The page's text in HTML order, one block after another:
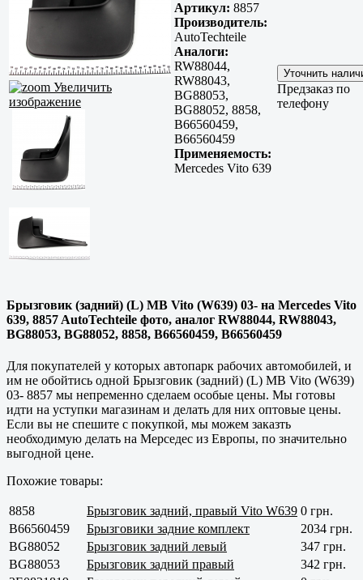
Увеличить
изображение
Артикул: 8857
Производитель:
AutoTechteile
Аналоги:
RW88044,
RW88043,
BG88053,
BG88052, 8858,
B66560459,
B66560459
Применяемость:
Mercedes Vito 639
Предзаказ по
телефону
Брызговик (задний) (L) MB Vito (W639) 03- на Mercedes Vito
639, 8857 AutoTechteile фото, аналог RW88044, RW88043,
BG88053, BG88052, 8858, B66560459, B66560459
Для покупателей у которых автопарк рабочих автомобилей, и
им не обойтись одной Брызговик (задний) (L) MB Vito (W639)
03- 8857 мы непременно сделаем особые цены. Мы готовы
идти на уступки магазинам и делать для них оптовые цены.
Если вы не спешите с покупкой, мы можем заказть
необходимую делать на Мерседес из Европы, по значительно
выгодной цене.
Похожие товары:
8858 Брызговик задний, правый Vito W639 0 грн.
B66560459
Брызговики задние комплект
2034 грн.
BG88052
Брызговик задний левый
347 грн.
BG88053
Брызговик задний правый
342 грн.